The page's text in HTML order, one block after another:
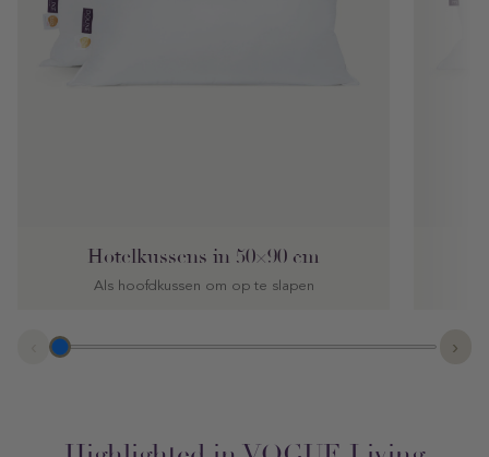
Hotelkussens in 50×90 cm
Als hoofdkussen om op te slapen
›